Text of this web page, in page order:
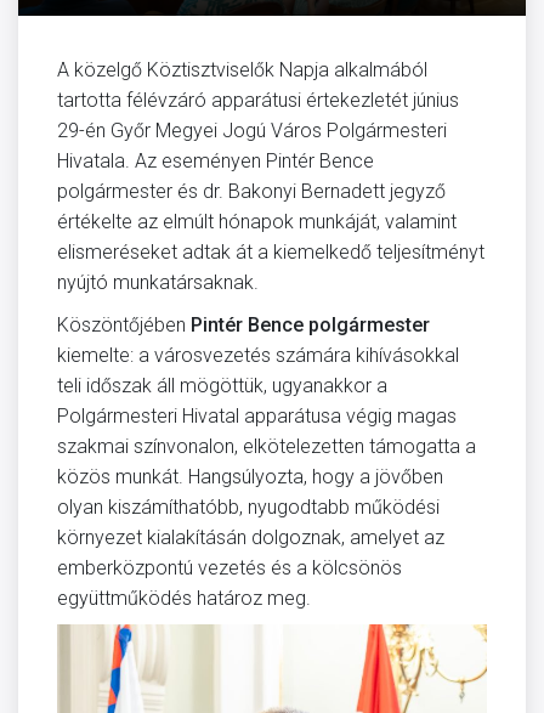
A közelgő Köztisztviselők Napja alkalmából
tartotta félévzáró apparátusi értekezletét június
29-én Győr Megyei Jogú Város Polgármesteri
Hivatala. Az eseményen Pintér Bence
polgármester és dr. Bakonyi Bernadett jegyző
értékelte az elmúlt hónapok munkáját, valamint
elismeréseket adtak át a kiemelkedő teljesítményt
nyújtó munkatársaknak.
Köszöntőjében Pintér Bence polgármester
kiemelte: a városvezetés számára kihívásokkal
teli időszak áll mögöttük, ugyanakkor a
Polgármesteri Hivatal apparátusa végig magas
szakmai színvonalon, elkötelezetten támogatta a
közös munkát. Hangsúlyozta, hogy a jövőben
olyan kiszámíthatóbb, nyugodtabb működési
környezet kialakításán dolgoznak, amelyet az
emberközpontú vezetés és a kölcsönös
együttműködés határoz meg.